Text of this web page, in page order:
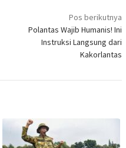
Pos berikutnya
Polantas Wajib Humanis! Ini
Instruksi Langsung dari
Kakorlantas